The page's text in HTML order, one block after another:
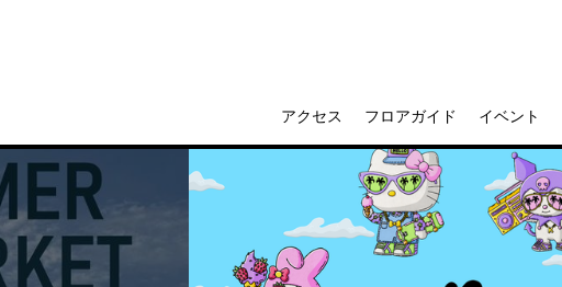
アクセス フロアガイド イベント